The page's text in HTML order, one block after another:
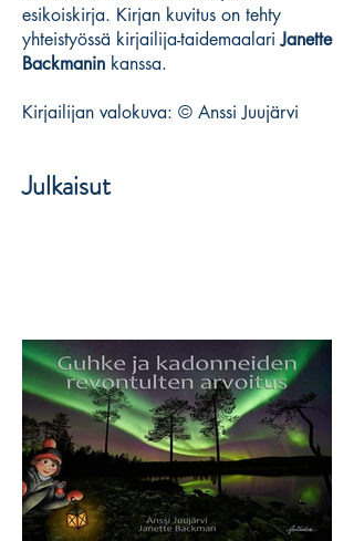
esikoiskirja. Kirjan kuvitus on tehty
yhteistyössä kirjailija-taidemaalariJanette
Backmanin kanssa.
Kirjailijan valokuva: © Anssi Juujärvi
Julkaisut